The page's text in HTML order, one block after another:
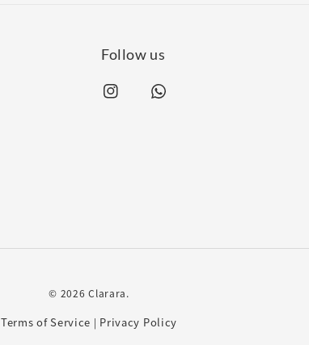
Follow us
© 2026 Clarara.
Terms of Service | Privacy Policy